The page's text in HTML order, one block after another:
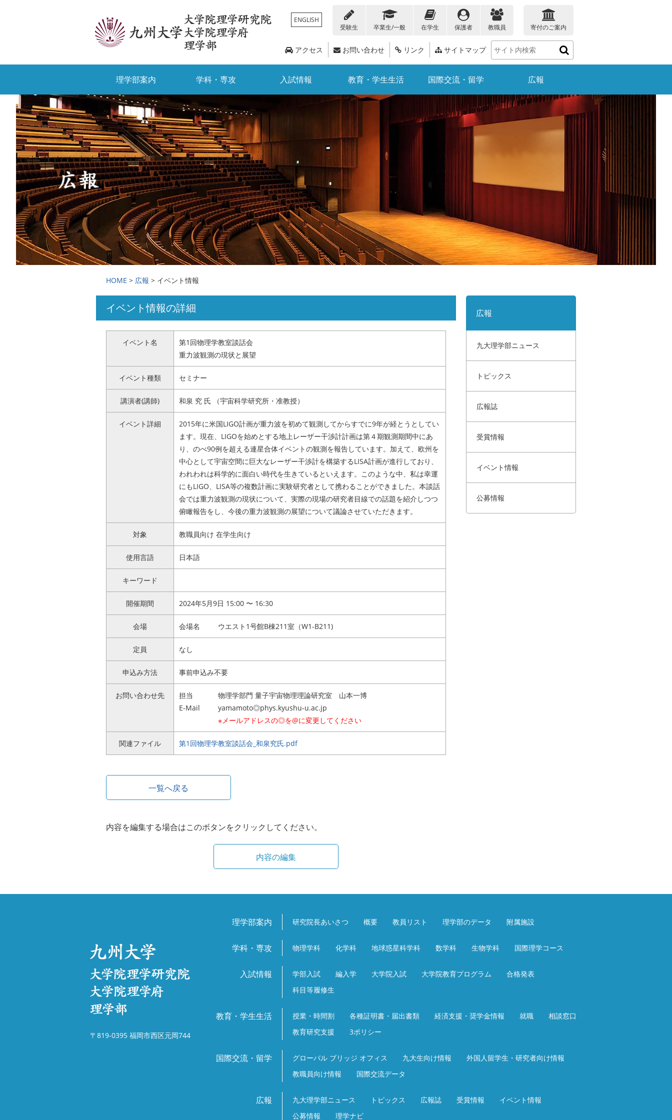
ENGLISH
受験生
卒業生/一般 在学生 保護者 教職員 寄付のご案内
アクセス お問い合わせ リンク サイトマップ
理学部案内
研究院長あいさつ
教員リスト
附属・関連施設
学科・専攻
物理学科 化学科 地球惑星科学科
国際理学コース
入試情報
学部入試 大学院入試
合格発表
科目等履修生・聴講生
・研究生
教育・学生生活
授業・時間割 各種証明書・届出書類 経済支援・奨学金情報
相談窓口 研究教育支援 3ポリシー
国際交流・留学
九大生向け情報 外国人留学生向け情報 教職員向け情報
広報
九大理学部ニュース
トピックス 広報誌
イベント情報 公募情報
受験生の方 卒業生/一般の方 保護者の方 教職員の方
理学部案内
学科・専攻
入試情報
教育・学生生活
国際交流・留学
お問い合わせ サイトポリシー
HOME > 広報 > イベント情報
イベント情報の詳細
イベント名
第1回物理学教室談話会
重力波観測の現状と展望
イベント種類 セミナー
講演者(講師) 和泉 究 氏 （宇宙科学研究所・准教授）
イベント詳細
2015年に米国LIGO計画が重力波を初めて観測してからすでに9年が経とうとしてい
ます。現在、LIGOを始めとする地上レーザー干渉計計画は第４期観測期間中にあ
り、のべ90例を超える連星合体イベントの観測を報告しています。加えて、欧州を
中心として宇宙空間に巨大なレーザー干渉計を構築するLISA計画が進行しており、
われわれは科学的に面白い時代を生きているといえます。このような中、私は幸運
にもLIGO、LISA等の複数計画に実験研究者として携わることができました。本談話
会では重力波観測の現状について、実際の現場の研究者目線での話題を紹介しつつ
俯瞰報告をし、今後の重力波観測の展望について議論させていただきます。
対象 教職員向け 在学生向け
使用言語 日本語
キーワード
開催期間 2024年5月9日 15:00 〜 16:30
会場 会場名 ウエスト1号館B棟211室（W1-B211)
定員 なし
申込み方法 事前申込み不要
お問い合わせ先 担当
物理学部門 量子宇宙物理理論研究室 山本一博
E-Mail
yamamoto◎phys.kyushu-u.ac.jp
※メールアドレスの◎を@に変更してください
関連ファイル 第1回物理学教室談話会_和泉究氏.pdf
一覧へ戻る
内容を編集する場合はこのボタンをクリックしてください。
広報
九大理学部ニュース
トピックス
広報誌
受賞情報
イベント情報
公募情報
〒819-0395 福岡市西区元岡744
理学部案内 研究院長あいさつ 概要 教員リスト 理学部のデータ 附属施設
学科・専攻 物理学科 化学科 地球惑星科学科 数学科 生物学科 国際理学コース
入試情報 学部入試 編入学 大学院入試 大学院教育プログラム
合格発表
科目等履修生
教育・学生生活 授業・時間割 各種証明書・届出書類 経済支援・奨学金情報 就職
相談窓口
教育研究支援
3ポリシー
国際交流・留学 グローバル ブリッジ オフィス 九大生向け情報
外国人留学生・研究者向け情報
教職員向け情報
国際交流データ
広報 九大理学部ニュース トピックス 広報誌 受賞情報
イベント情報
公募情報
理学ナビ